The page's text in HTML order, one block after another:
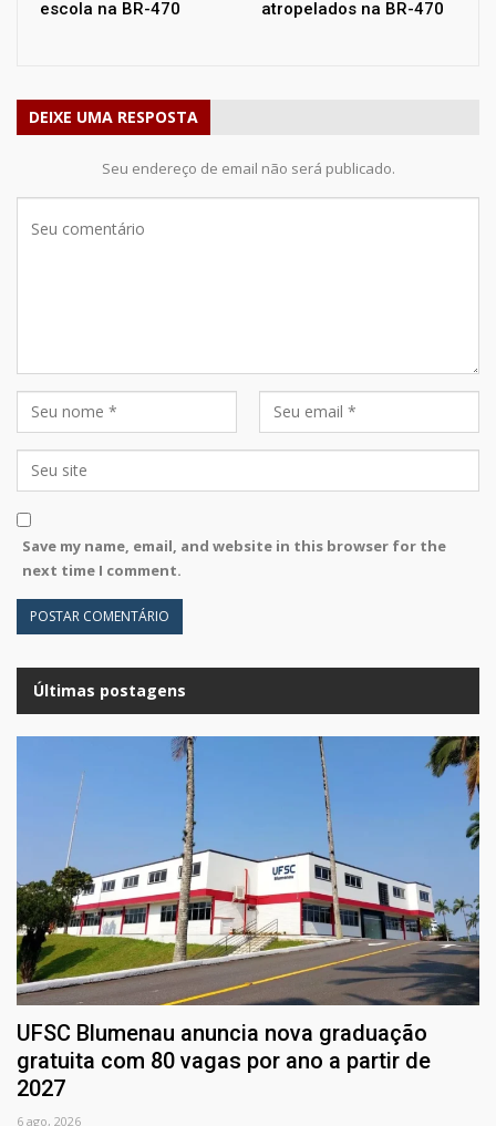
escola na BR-470
atropelados na BR-470
DEIXE UMA RESPOSTA
Seu endereço de email não será publicado.
Save my name, email, and website in this browser for the
next time I comment.
Últimas postagens
UFSC Blumenau anuncia nova graduação
gratuita com 80 vagas por ano a partir de
2027
6 ago, 2026